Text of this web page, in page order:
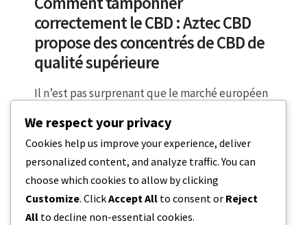
correctement le CBD : Aztec CBD
propose des concentrés de CBD de
qualité supérieure
Il n’est pas surprenant que le marché européen
diversifiée et prometteuse,…
6 MINUTES DE LECTURE 18 JUILLET 2023
We respect your privacy
Cookies help us improve your experience, deliver
personalized content, and analyze traffic. You can
choose which cookies to allow by clicking
Customize. ClickAccept All to consent or Reject
All to decline non-essential cookies.